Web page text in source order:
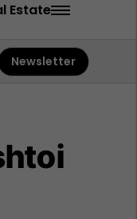
Estate
Newsletter